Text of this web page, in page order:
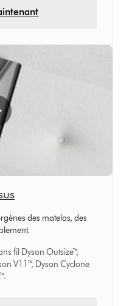
des matelas, des
fil Dyson Outsize™,
V11™, Dyson Cyclone